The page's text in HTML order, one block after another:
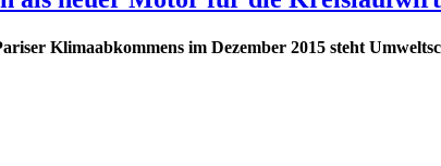
Klimaabkommens im Dezember 2015 steht